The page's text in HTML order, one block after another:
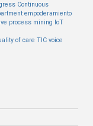
Continuous
empoderamiento
process mining IoT
of care TIC voice